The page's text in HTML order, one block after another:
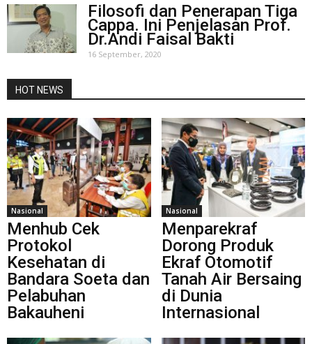
Filosofi dan Penerapan Tiga
Cappa. Ini Penjelasan Prof.
Dr.Andi Faisal Bakti
16 September, 2020
HOT NEWS
Nasional
Menhub Cek
Protokol
Kesehatan di
Bandara Soeta dan
Pelabuhan
Bakauheni
Nasional
Menparekraf
Dorong Produk
Ekraf Otomotif
Tanah Air Bersaing
di Dunia
Internasional